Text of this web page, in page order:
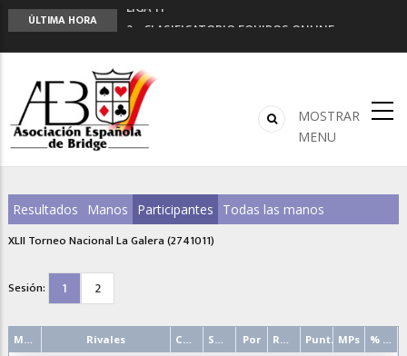
ÚLTIMA HORA
LIGA 11ª
2º CLASIFICATORIO EQUIPOS ONLINE
Curso de Formación y Actualización de
Monitores de Bridge
ANUNCIATE EN NUESTRA REVISTA
NUEVA PROGRAMACIÓN TORNEOS FUNBRIDGE
MOSTRAR
MENU
Resultados Manos Participantes Todas las manos
XLII Torneo Nacional La Galera (2741011)
Sesión: 1 2
Rivales Por Punt. MPs